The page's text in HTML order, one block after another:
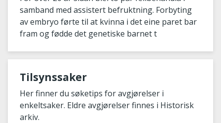
samband med assistert befruktning. Forbyting
av embryo førte til at kvinna i det eine paret bar
fram og fødde det genetiske barnet t
Tilsynssaker
Her finner du søketips for avgjørelser i
enkeltsaker. Eldre avgjørelser finnes i Historisk
arkiv.